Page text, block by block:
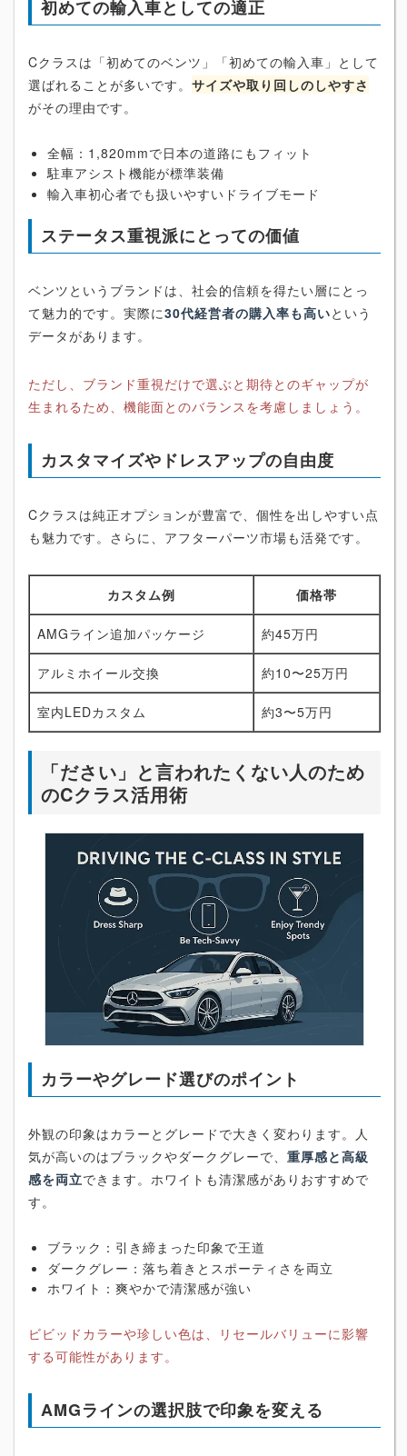
初めての輸入車としての適正
Cクラスは「初めてのベンツ」「初めての輸入車」として
選ばれることが多いです。 サイズや取り回しのしやすさ
がその理由です。
全幅：1,820mmで日本の道路にもフィット
駐車アシスト機能が標準装備
輸入車初心者でも扱いやすいドライブモード
ステータス重視派にとっての価値
ベンツというブランドは、社会的信頼を得たい層にとっ
て魅力的です。実際に30代経営者の購入率も高いという
データがあります。
ただし、ブランド重視だけで選ぶと期待とのギャップが
生まれるため、機能面とのバランスを考慮しましょう。
カスタマイズやドレスアップの自由度
Cクラスは純正オプションが豊富で、個性を出しやすい点
も魅力です。さらに、アフターパーツ市場も活発です。
カスタム例 価格帯
AMGライン追加パッケージ 約45万円
アルミホイール交換 約10〜25万円
室内LEDカスタム 約3〜5万円
「ださい」と言われたくない人のため
のCクラス活用術
カラーやグレード選びのポイント
外観の印象はカラーとグレードで大きく変わります。人
気が高いのはブラックやダークグレーで、 重厚感と高級
感を両立できます。ホワイトも清潔感がありおすすめで
す。
ブラック：引き締まった印象で王道
ダークグレー：落ち着きとスポーティさを両立
ホワイト：爽やかで清潔感が強い
ビビッドカラーや珍しい色は、リセールバリューに影響
する可能性があります。
AMGラインの選択肢で印象を変える